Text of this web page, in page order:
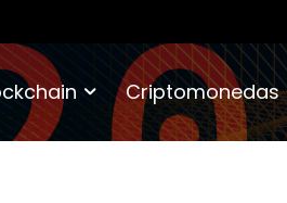
Criptomonedas